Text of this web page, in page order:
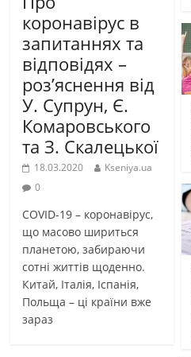
коронавірус в
запитаннях та
відповідях –
роз’яснення від
У. Супрун, Є.
Комаровського
та З. Скалецької
18.03.2020
Kseniya.ua
0
COVID-19 – коронавірус,
що масово шириться
планетою, забираючи
сотні життів щоденно.
Китай, Італія, Іспанія,
Польща – ці країни вже
зараз